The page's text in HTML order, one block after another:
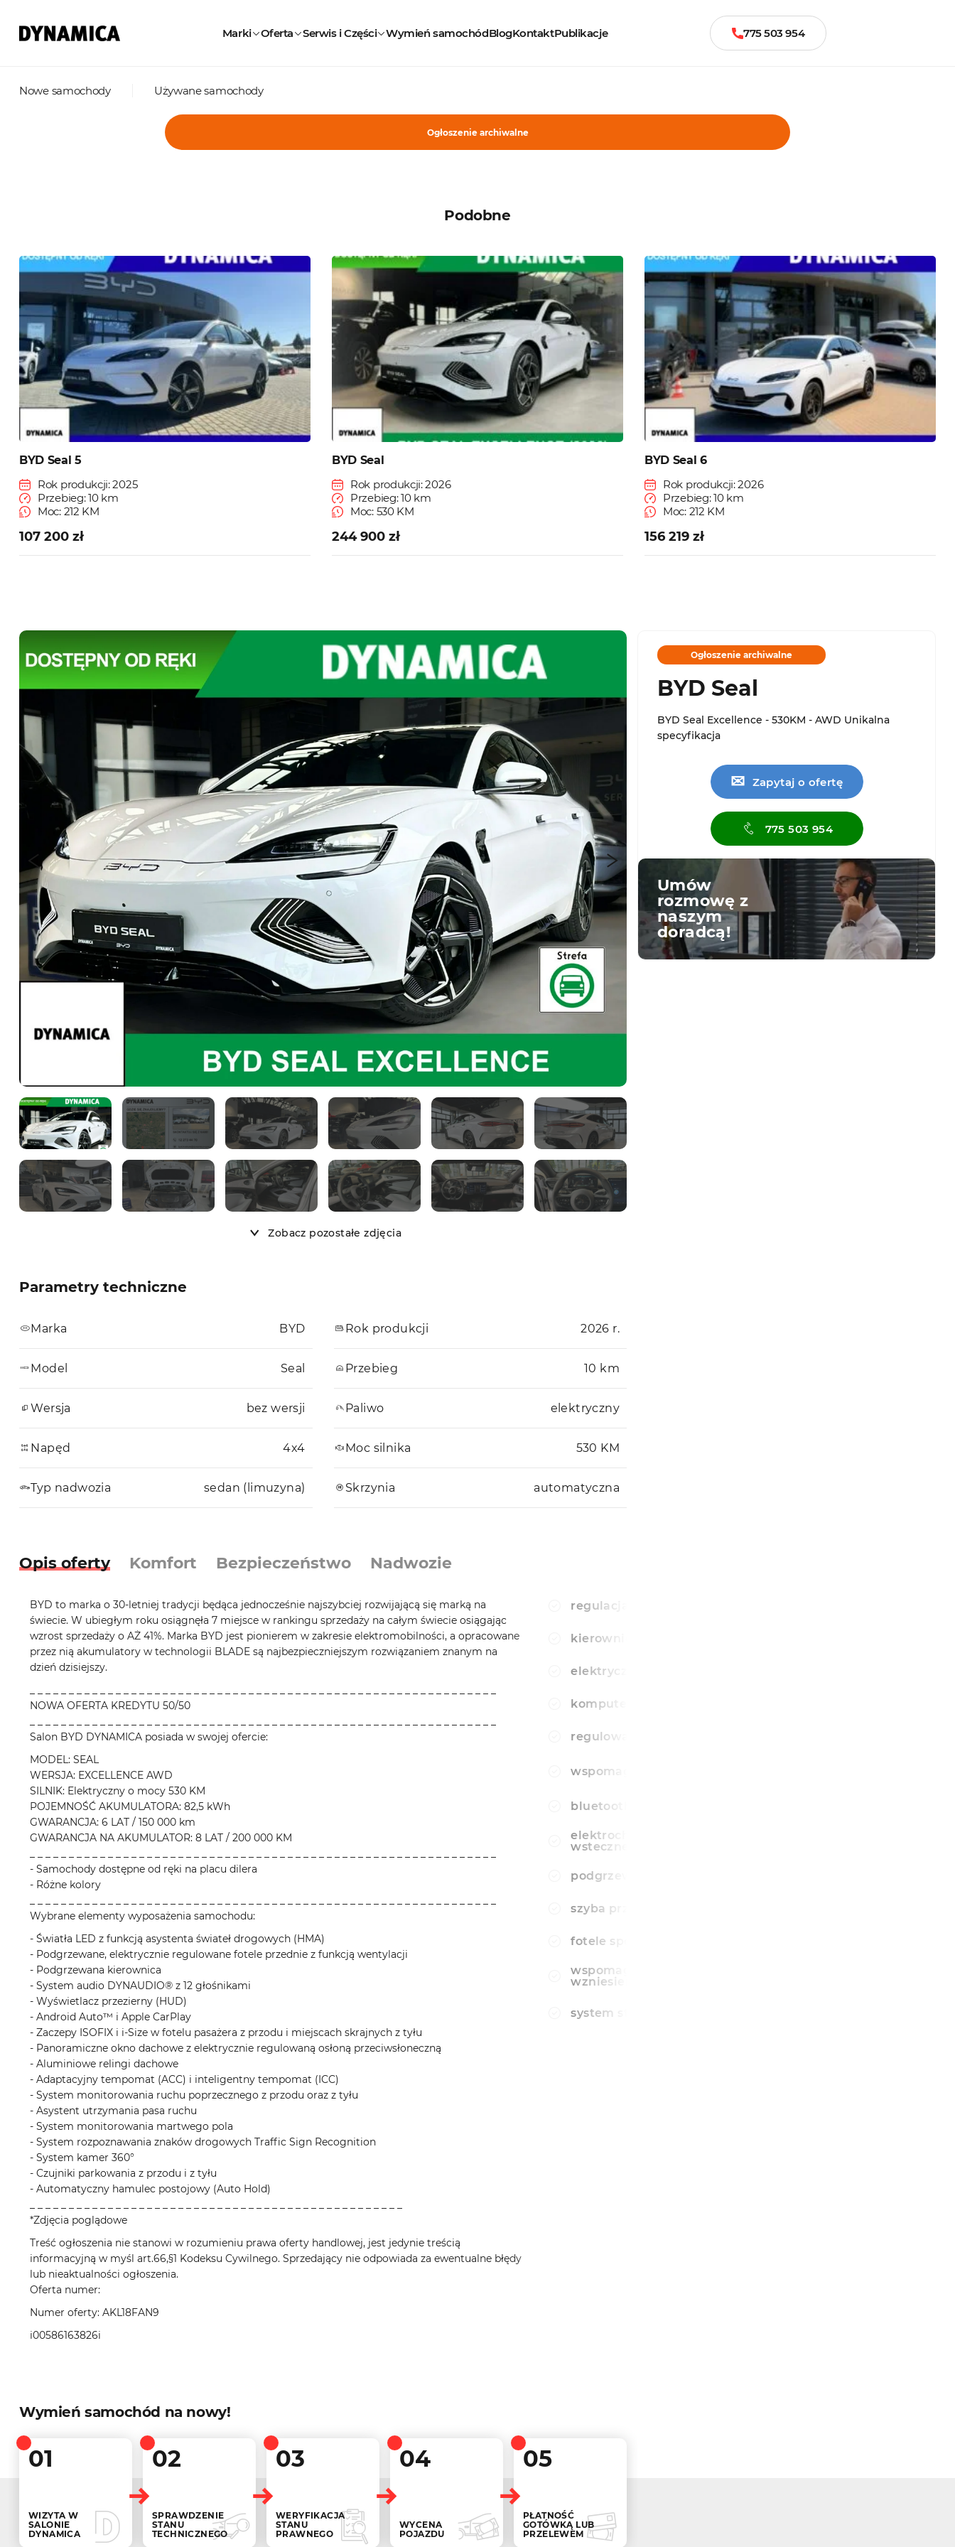
Marki Oferta Serwis i Części Wymień samochódBlogKontaktPublikacje 775 503 954
Nowe samochody Używane samochody
Ogłoszenie archiwalne
Podobne
BYD Seal 5
Rok produkcji: 2025
Przebieg: 10 km
Moc: 212 KM
107 200 zł
BYD Seal
Rok produkcji: 2026
Przebieg: 10 km
Moc: 530 KM
244 900 zł
BYD Seal 6
Rok produkcji: 2026
Przebieg: 10 km
Moc: 212 KM
156 219 zł
Zobacz pozostałe zdjęcia
Parametry techniczne
Marka BYD
Model Seal
Wersja bez wersji
Napęd 4x4
Typ nadwozia sedan (limuzyna)
Rok produkcji 2026 r.
Przebieg 10 km
Paliwo elektryczny
Moc silnika 530 KM
Skrzynia automatyczna
Opis oferty Komfort Bezpieczeństwo Nadwozie
BYD to marka o 30-letniej tradycji będąca jednocześnie najszybciej rozwijającą się marką na
świecie. W ubiegłym roku osiągnęła 7 miejsce w rankingu sprzedaży na całym świecie osiągając
wzrost sprzedaży o AŻ 41%. Marka BYD jest pionierem w zakresie elektromobilności, a opracowane
przez nią akumulatory w technologii BLADE są najbezpieczniejszym rozwiązaniem znanym na
dzień dzisiejszy.
NOWA OFERTA KREDYTU 50/50
Salon BYD DYNAMICA posiada w swojej ofercie:
MODEL: SEAL
WERSJA: EXCELLENCE AWD
SILNIK: Elektryczny o mocy 530 KM
POJEMNOŚĆ AKUMULATORA: 82,5 kWh
GWARANCJA: 6 LAT / 150 000 km
GWARANCJA NA AKUMULATOR: 8 LAT / 200 000 KM
- Samochody dostępne od ręki na placu dilera
- Różne kolory
Wybrane elementy wyposażenia samochodu:
- Światła LED z funkcją asystenta świateł drogowych (HMA)
- Podgrzewane, elektrycznie regulowane fotele przednie z funkcją wentylacji
- Podgrzewana kierownica
- System audio DYNAUDIO® z 12 głośnikami
- Wyświetlacz przezierny (HUD)
- Android Auto™ i Apple CarPlay
- Zaczepy ISOFIX i i-Size w fotelu pasażera z przodu i miejscach skrajnych z tyłu
- Panoramiczne okno dachowe z elektrycznie regulowaną osłoną przeciwsłoneczną
- Aluminiowe relingi dachowe
- Adaptacyjny tempomat (ACC) i inteligentny tempomat (ICC)
- System monitorowania ruchu poprzecznego z przodu oraz z tyłu
- Asystent utrzymania pasa ruchu
- System monitorowania martwego pola
- System rozpoznawania znaków drogowych Traffic Sign Recognition
- System kamer 360°
- Czujniki parkowania z przodu i z tyłu
- Automatyczny hamulec postojowy (Auto Hold)
*Zdjęcia poglądowe
Treść ogłoszenia nie stanowi w rozumieniu prawa oferty handlowej, jest jedynie treścią
informacyjną w myśl art.66,§1 Kodeksu Cywilnego. Sprzedający nie odpowiada za ewentualne błędy
lub nieaktualności ogłoszenia.
Oferta numer:
Numer oferty: AKL18FAN9
i00586163826i
regulacja wysokosci fotela
kierownica wielofunkcyjna
elektryczne szyby tylne
komputer pokladowy
regulowana kierownica
wspomaganie kierownicy
bluetooth
elektrochromatyczne lusterko
wsteczne
podgrzewane lusterka boczne
szyba przednia atermiczna
fotele sportowe
wspomaganie ruszania na
wzniesieniu
system sterowania glosem
Ogłoszenie archiwalne
BYD Seal
BYD Seal Excellence - 530KM - AWD Unikalna
specyfikacja
✉ Zapytaj o ofertę
775 503 954
Umów
rozmowę z
naszym
doradcą!
Wymień samochód na nowy!
01
WIZYTA W
SALONIE
DYNAMICA
02
SPRAWDZENIE
STANU
TECHNICZNEGO
03
WERYFIKACJA
STANU
PRAWNEGO
04
WYCENA
POJAZDU
05
PŁATNOŚĆ
GOTÓWKĄ LUB
PRZELEWEM